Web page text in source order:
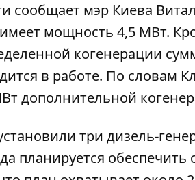
сообщает мэр Киева
мощность 4,5 МВт.
когенерации
в работе. По словам
дополнительной
три дизель-
планируется обеспечить